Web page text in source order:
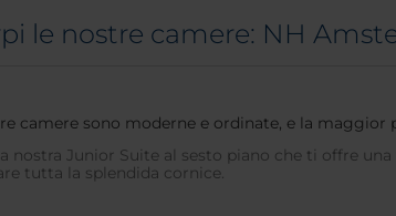
le nostre camere: NH
camere sono moderne e ordinate, e la
nostra Junior Suite al sesto piano che ti offre
tutta la splendida cornice.